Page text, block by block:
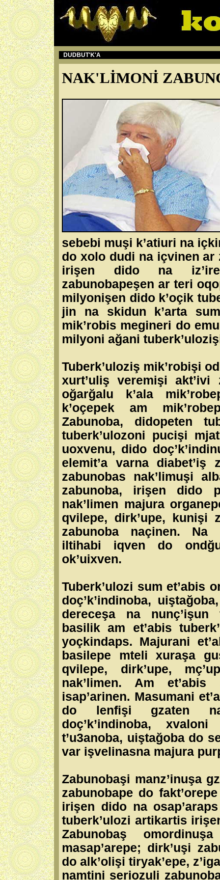
DUDBUT'K'A
NAK'LİMONİ
sebebi muşi k’atiuri na
do xolo dudi na içvinen ar
irişen dido na
zabunobapeşen ar teri
milyonişen dido k’oçik
jin na skidun k’arta
mik’robis megineri do
milyoni ağani
Tuberk’uloziş mik’robişi
xurt’uliş veremişi
oğarğalu k’ala
k’oçepek am
Zabunoba, didopeten
tuberk’ulozoni pucişi
uoxvenu, dido
elemit’a varna diabet’iş
zabunobas nak’limuşi
zabunoba, irişen dido
nak’limen majura
qvilepe, dirk’upe, kunişi
zabunoba naçinen. Na
iltihabi iqven do
ok’uixven.
Tuberk’ulozi sum et’abis
doç’k’indinoba,
dereceşa na nunç’işun
basilik am et’abis
yoçkindaps. Majurani
basilepe mteli xuraşa
qvilepe, dirk’upe,
nak’limen. Am et’abis
isap’arinen. Masumani
do lenfişi gzaten
doç’k’indinoba,
t’u3anoba, uiştağoba do
var işvelinasna majura
Zabunobaşi manz’inuşa
zabunobape do
irişen dido na
tuberk’ulozi artikartis
Zabunobaş
masap’arepe; dirk’uşi
do alk’olişi tiryak’epe,
namtini seriozuli